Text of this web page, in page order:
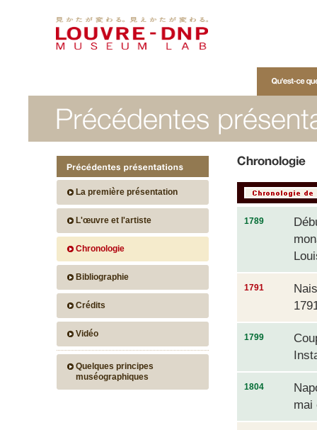
La première présentation
L'œuvre et l'artiste
Chronologie
Bibliographie
Crédits
Vidéo
Quelques principes
muséographiques
1789
1791
1799
1804
mai